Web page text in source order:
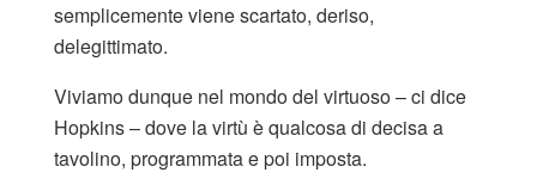
semplicemente viene scartato, deriso,
delegittimato.
Viviamo dunque nel mondo del virtuoso – ci dice
Hopkins – dove la virtù è qualcosa di decisa a
tavolino, programmata e poi imposta.